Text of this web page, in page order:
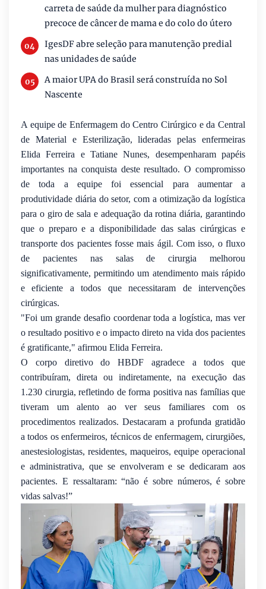
carreta de saúde da mulher para diagnóstico
precoce de câncer de mama e do colo do útero
IgesDF abre seleção para manutenção predial
nas unidades de saúde
A maior UPA do Brasil será construída no Sol
Nascente
A equipe de Enfermagem do Centro Cirúrgico e da Central
de Material e Esterilização, lideradas pelas enfermeiras
Elida Ferreira e Tatiane Nunes, desempenharam papéis
importantes na conquista deste resultado. O compromisso
de toda a equipe foi essencial para aumentar a
produtividade diária do setor, com a otimização da logística
para o giro de sala e adequação da rotina diária, garantindo
que o preparo e a disponibilidade das salas cirúrgicas e
transporte dos pacientes fosse mais ágil. Com isso, o fluxo
de pacientes nas salas de cirurgia melhorou
significativamente, permitindo um atendimento mais rápido
e eficiente a todos que necessitaram de intervenções
cirúrgicas.
"Foi um grande desafio coordenar toda a logística, mas ver
o resultado positivo e o impacto direto na vida dos pacientes
é gratificante," afirmou Elida Ferreira.
O corpo diretivo do HBDF agradece a todos que
contribuíram, direta ou indiretamente, na execução das
1.230 cirurgia, refletindo de forma positiva nas famílias que
tiveram um alento ao ver seus familiares com os
procedimentos realizados. Destacaram a profunda gratidão
a todos os enfermeiros, técnicos de enfermagem, cirurgiões,
anestesiologistas, residentes, maqueiros, equipe operacional
e administrativa, que se envolveram e se dedicaram aos
pacientes. E ressaltaram: “não é sobre números, é sobre
vidas salvas!”